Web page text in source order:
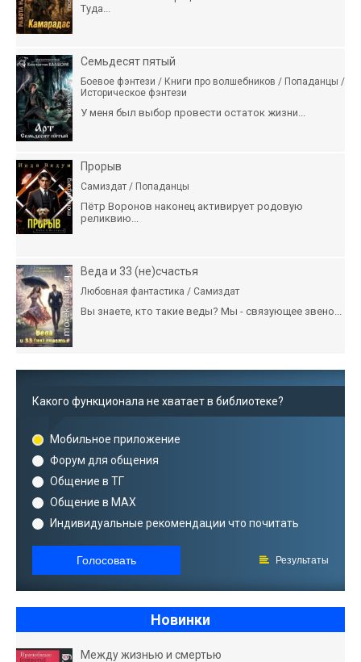
Туда...
Семьдесят пятый
Боевое фэнтези / Книги про волшебников / Попаданцы /
Историческое фэнтези
У меня был выбор провести остаток жизни...
Прорыв
Самиздат / Попаданцы
Пётр Воронов наконец активирует родовую
реликвию...
Веда и 33 (не)счастья
Любовная фантастика / Самиздат
Вы знаете, кто такие веды? Мы - связующее звено...
Какого функционала не хватает в библиотеке?
Мобильное приложение
Форум для общения
Общение в ТГ
Общение в MAX
Индивидуальные рекомендации что почитать
Голосовать Результаты
Новинки
Между жизнью и смертью